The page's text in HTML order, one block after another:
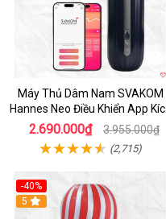
Máy Thủ Dâm Nam SVAKOM
Hannes Neo Điều Khiển App Kích
Thích
2.690.000₫ 3.955.000₫
(2,715)
-40%
Hot
5